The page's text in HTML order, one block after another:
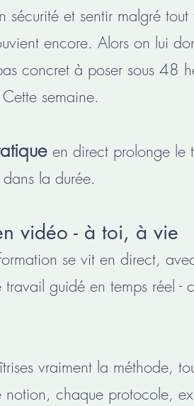
sécurité et sentir malgré
encore. Alors on lui
concret à poser sous 48
semaine.
en direct prolonge le
la durée.
vidéo - à toi, à vie
se vit en direct,
travail guidé en temps réel
vraiment la méthode,
notion, chaque protocole,